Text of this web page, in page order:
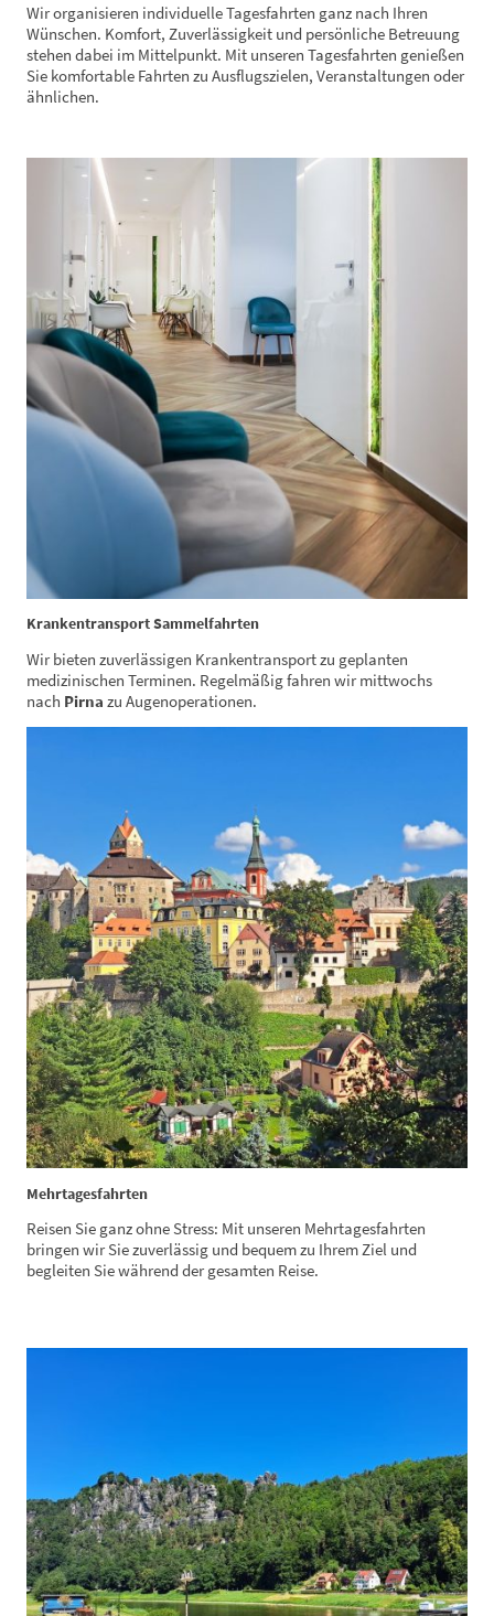
Wir organisieren individuelle Tagesfahrten ganz nach Ihren
Wünschen. Komfort, Zuverlässigkeit und persönliche Betreuung
stehen dabei im Mittelpunkt. Mit unseren Tagesfahrten genießen
Sie komfortable Fahrten zu Ausflugszielen, Veranstaltungen oder
ähnlichen.
Krankentransport Sammelfahrten
Wir bieten zuverlässigen Krankentransport zu geplanten
medizinischen Terminen. Regelmäßig fahren wir mittwochs
nach Pirna zu Augenoperationen.
Mehrtagesfahrten
Reisen Sie ganz ohne Stress: Mit unseren Mehrtagesfahrten
bringen wir Sie zuverlässig und bequem zu Ihrem Ziel und
begleiten Sie während der gesamten Reise.